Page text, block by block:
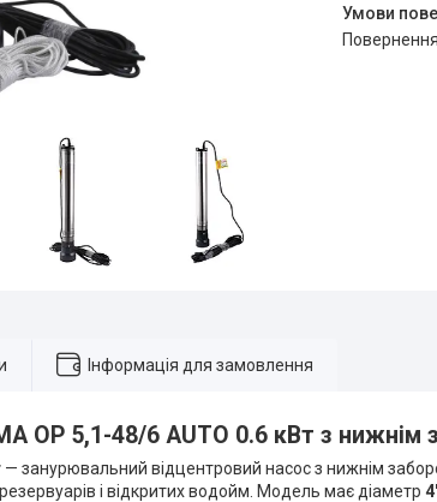
Інформація для замовлення
OP 5,1-48/6 AUTO 0.6 кВт з нижнім
— занурювальний відцентровий насос з нижнім
і відкритих водойм. Модель має діаметр